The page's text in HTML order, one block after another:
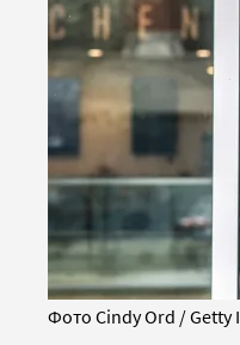
Фото Cindy Ord / Getty